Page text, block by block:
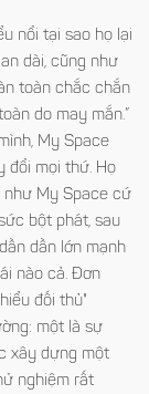
nổi tại sao họ lại
dài, cũng như
toàn chắc chắn
do may mắn.”
My Space
đổi mọi thứ. Họ
như My Space cứ
bột phát, sau
dần lớn mạnh
nào cả. Đơn
đối thủ"
một là sự
xây dựng một
nghiệm rất